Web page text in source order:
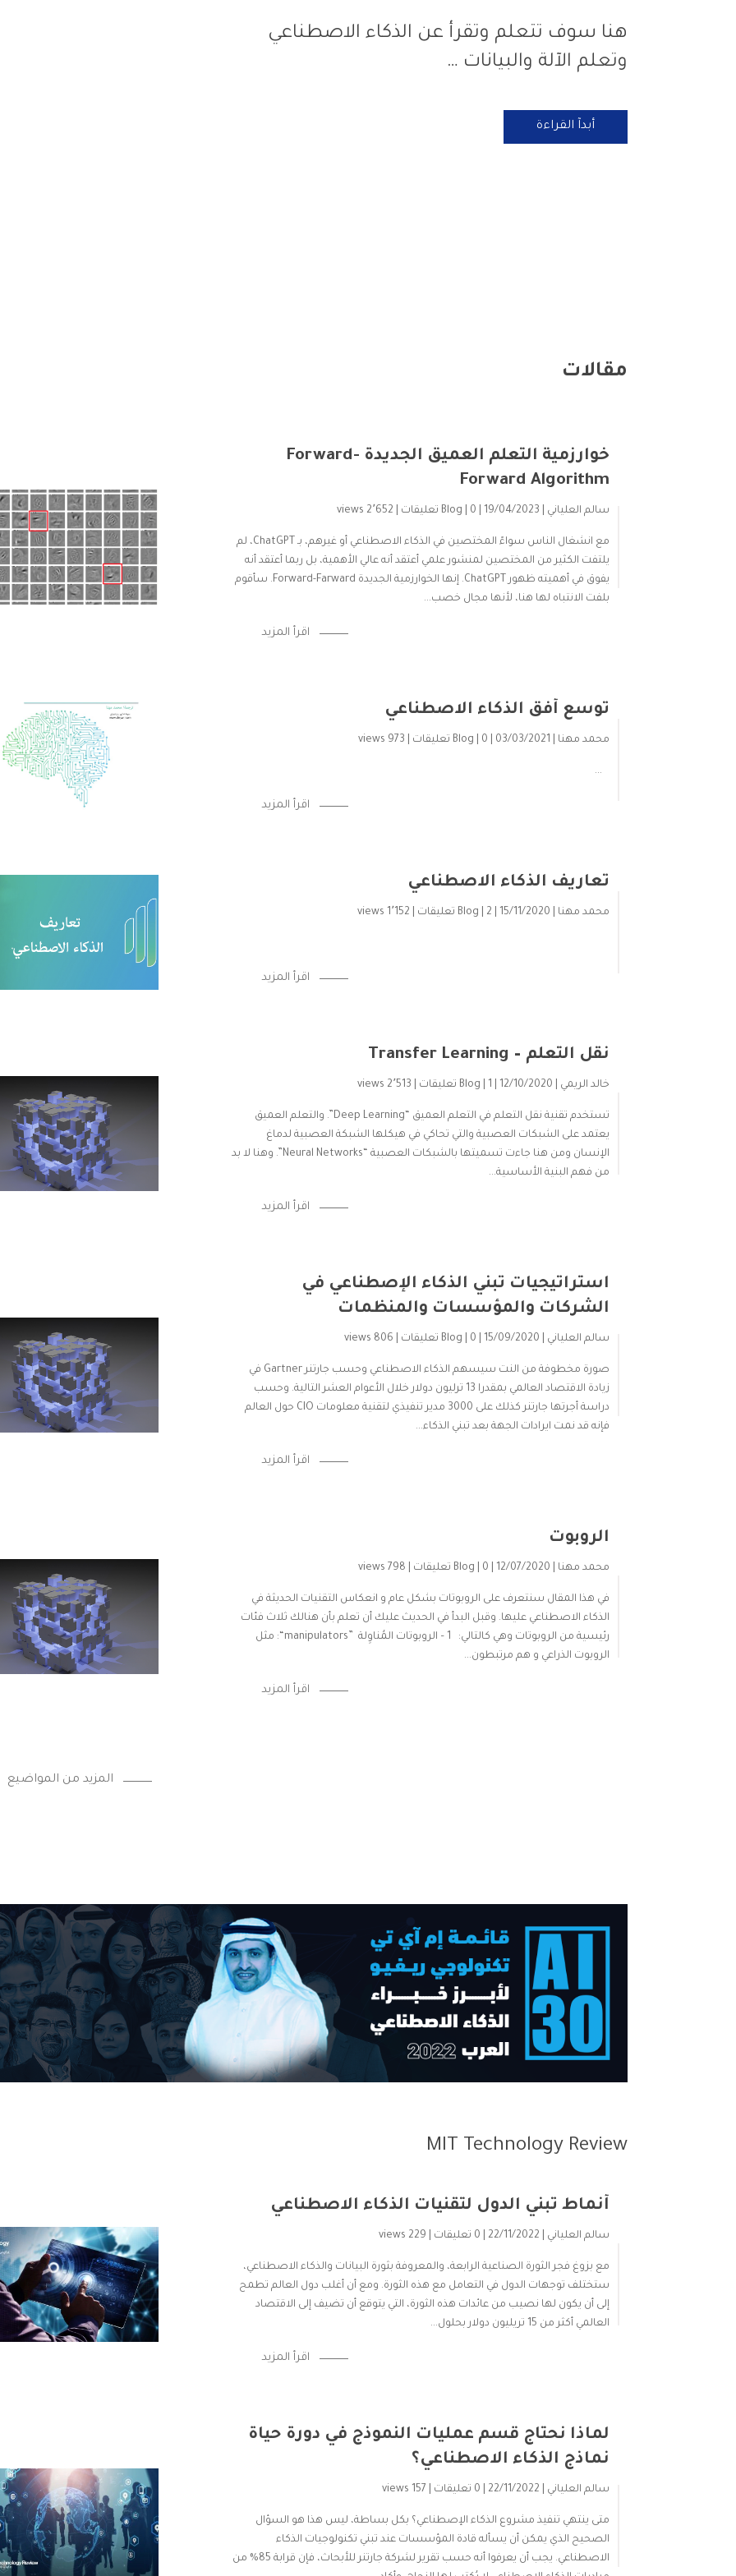
هنا سوف تتعلم وتقرأ عن الذكاء الاصطناعي
وتعلم الآلة والبيانات …
أبدآ القراءة
مقالات
خوارزمية التعلم العميق الجديدة Forward-
Forward Algorithm
سالم العلياني Blog | 0 تعليقات | 2٬652 views
مع انشغال الناس سواءً المختصين في الذكاء الاصطناعي أو غيرهم، بـ ChatGPT، لم
يلتفت الكثير من المختصين لمنشور علمي أعتقد أنه عالي الأهمية، بل ربما أعتقد أنه
يفوق في أهميته ظهور ChatGPT. إنها الخوارزمية الجديدة Forward-Farward. سأقوم
بلفت الانتباه لها هنا، لأنها مجال خصب...
اقرأ المزيد
توسع أفق الذكاء الاصطناعي
محمد مهنا Blog | 0 تعليقات | 973 views
...
اقرأ المزيد
تعاريف الذكاء الاصطناعي
محمد مهنا Blog | 2 تعليقات | 1٬152 views
اقرأ المزيد
نقل التعلم – Transfer Learning
خالد الريمي Blog | 1 تعليقات | 2٬513 views
تستخدم تقنية نقل التعلم في التعلم العميق “Deep Learning”. والتعلم العميق
يعتمد على الشبكات العصبية والتي تحاكي في هيكلها الشبكة العصبية لدماغ
الإنسان ومن هنا جاءت تسميتها بالشبكات العصبية “Neural Networks”. وهنا لا بد
من فهم البنية الأساسية...
اقرأ المزيد
استراتيجيات تبني الذكاء الإصطناعي في
الشركات والمؤسسات والمنظمات
سالم العلياني Blog | 0 تعليقات | 806 views
صورة مخطوفة من النت سيسهم الذكاء الاصطناعي وحسب جارتنر Gartner في
زيادة الاقتصاد العالمي بمقدرا 13 ترليون دولار خلال الأعوام العشر التالية. وحسب
دراسة أجرتها جارتنر كذلك على 3000 مدير تنفيذي لتقنية معلومات CIO حول العالم
فإنه قد نمت ايرادات الجهة بعد تبني الذكاء...
اقرأ المزيد
الروبوت
محمد مهنا Blog | 0 تعليقات | 798 views
في هذا المقال سنتعرف على الروبوتات بشكل عام و انعكاس التقنيات الحديثة في
الذكاء الاصطناعي عليها. وقبل البدأ في الحديث عليك أن تعلم بأن هنالك ثلاث فئات
رئيسية من الروبوتات وهي كالتالي: 1 – الروبوتات المُناوِلة ”manipulators“: مثل
الروبوت الذراعي و هم مرتبطون...
اقرأ المزيد
المزيد من المواضيع
MIT Technology Review
أنماط تبني الدول لتقنيات الذكاء الاصطناعي
سالم العلياني 229 views
مع بزوغ فجر الثورة الصناعية الرابعة، والمعروفة بثورة البيانات والذكاء الاصطناعي،
ستختلف توجهات الدول في التعامل مع هذه الثورة. ومع أن أغلب دول العالم تطمح
إلى أن يكون لها نصيب من عائدات هذه الثورة، التي يتوقع أن تضيف إلى الاقتصاد
العالمي أكثر من 15 تريليون دولار بحلول...
اقرأ المزيد
لماذا نحتاج قسم عمليات النموذج في دورة حياة
نماذج الذكاء الاصطناعي؟
سالم العلياني 157 views
متى ينتهي تنفيذ مشروع الذكاء الإصطناعي؟ بكل بساطة، ليس هذا هو السؤال
الصحيح الذي يمكن أن يسأله قادة المؤسسات عند تبني تكنولوجيات الذكاء
الاصطناعي. يجب أن يعرفوا أنه حسب تقرير لشركة جارتنر للأبحاث، فإن قرابة 85% من